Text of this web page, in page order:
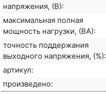
напряжения, (В):
максимальная полная
мощность нагрузки, (ВА):
точность поддержания
выходного напряжения, (%):
артикул:
произведено: